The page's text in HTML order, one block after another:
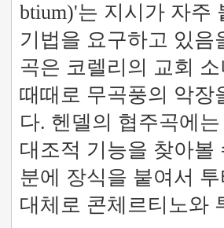
btium)'는 지시가 자주
기법을 요구하고 있음
곡은 코렐리의 교회
때때로 무곡풍의 악장
다. 헨델의 협주곡에
대조적 기능을 찾아볼
분에 장식을 붙여서
대체로 콘체르티노와